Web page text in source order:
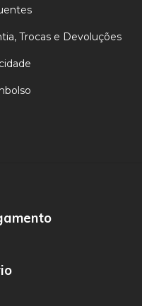
Trocas e Devoluções